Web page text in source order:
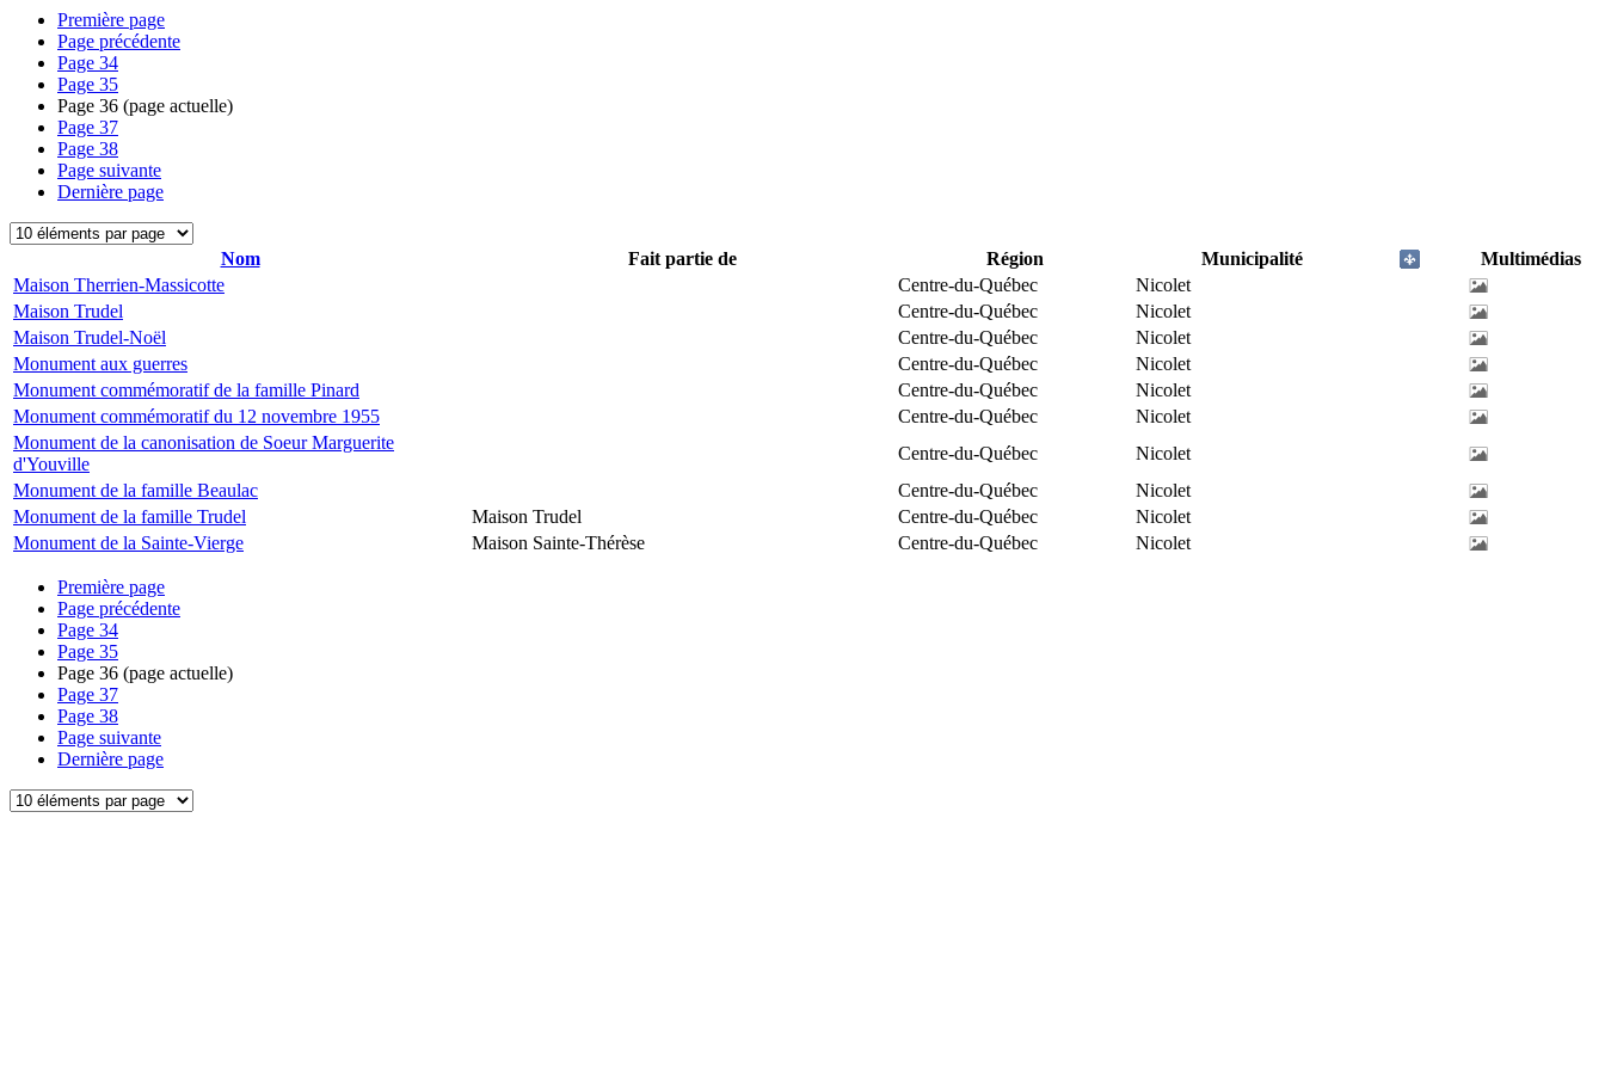
Première page
Page précédente
Page 34
Page 35
Page 36 (page actuelle)
Page 37
Page 38
Page suivante
Dernière page
Nom Fait partie de Région Municipalité
Multimédias
Maison Therrien-Massicotte
Centre-du-Québec
Nicolet
Maison Trudel
Centre-du-Québec
Nicolet
Maison Trudel-Noël
Centre-du-Québec
Nicolet
Monument aux guerres
Centre-du-Québec
Nicolet
Monument commémoratif de la famille Pinard
Centre-du-Québec
Nicolet
Monument commémoratif du 12 novembre 1955
Centre-du-Québec
Nicolet
Monument de la canonisation de Soeur Marguerite
d'Youville
Centre-du-Québec
Nicolet
Monument de la famille Beaulac
Centre-du-Québec
Nicolet
Monument de la famille Trudel
Maison Trudel Centre-du-Québec
Nicolet
Monument de la Sainte-Vierge
Maison Sainte-Thérèse Centre-du-Québec Nicolet
Première page
Page précédente
Page 34
Page 35
Page 36 (page actuelle)
Page 37
Page 38
Page suivante
Dernière page